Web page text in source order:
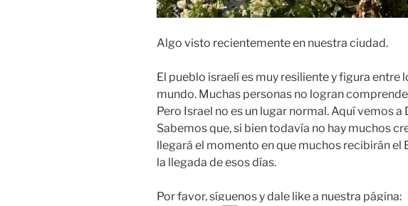
Algo visto recientemente en nuestra ciudad.
El pueblo israelí es muy resiliente y figura entre
mundo. Muchas personas no logran
Pero Israel no es un lugar normal. Aquí vemos
Sabemos que, si bien todavía no hay muchos
llegará el momento en que muchos recibirán el
la llegada de esos días.
Por favor, síguenos y dale like a nuestra página: